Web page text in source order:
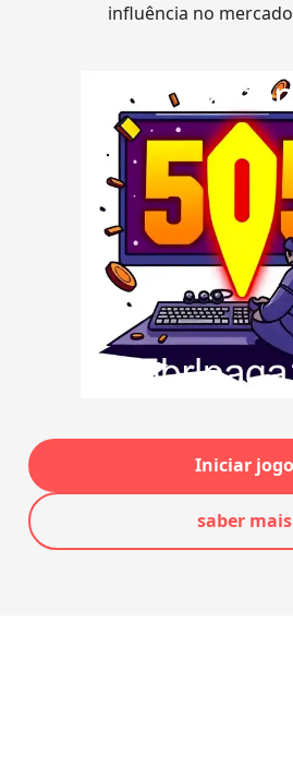
influência no
Iniciar jogo
saber mais